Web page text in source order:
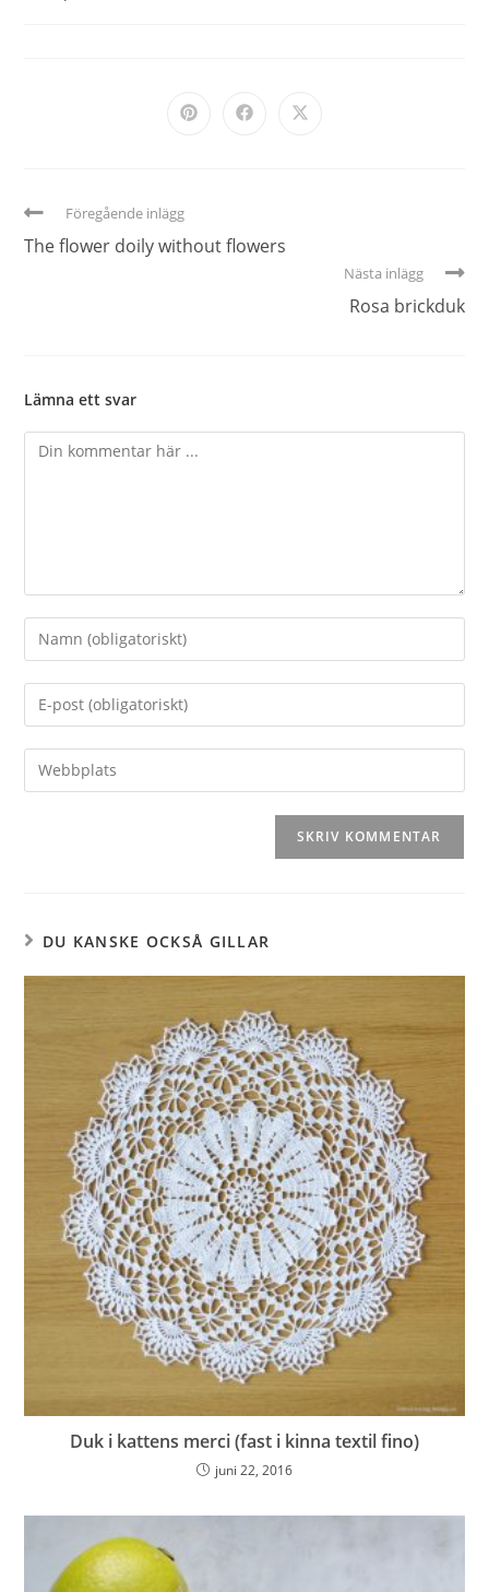
Föregående inlägg
The flower doily without flowers
Nästa inlägg
Rosa brickduk
Lämna ett svar
DU KANSKE OCKSÅ GILLAR
Duk i kattens merci (fast i kinna textil fino)
juni 22, 2016